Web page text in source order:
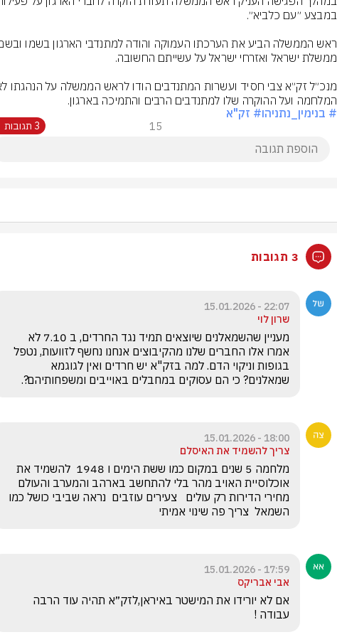
המלחמה ועל ההוקרה שלו למתנדבים הרבים והתמיכה בארגון.
# בנימין_נתניהו# זק"א
15 3 תגובות
3 תגובות
22:07 - 15.01.2026
שרון לוי
שמאלנים? כי הם עסוקים במחבלים באוייבים ומשפחותיהם?.
18:00 - 15.01.2026
צריך להשמיד את האיסלם
השמאל  צריך פה שינוי אמיתי
17:59 - 15.01.2026
אבי אבריקס
עבודה !